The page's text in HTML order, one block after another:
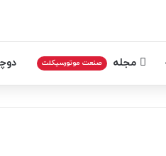
مجله صنعت موتورسیکلت